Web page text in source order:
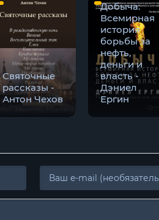
Святочные
рассказы -
Антон Чехов
Добыча:
Всемирная
история
борьбы за
нефть,
деньги и
власть -
Дэниел
Ергин